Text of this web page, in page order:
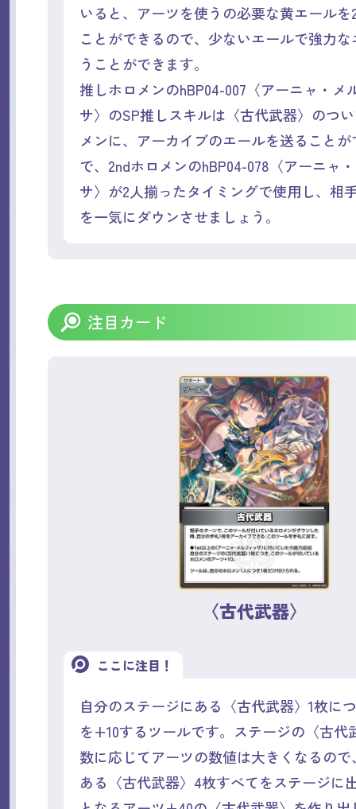
いると、アーツを使うの必要な黄エールを
ことができるので、少ないエールで強力
うことができます。
推しホロメンのhBP04-007〈アーニャ・メ
サ〉のSP推しスキルは〈古代武器〉のつ
メンに、アーカイブのエールを送ること
で、2ndホロメンのhBP04-078〈アーニャ
サ〉が2人揃ったタイミングで使用し、相
を一気にダウンさせましょう。
注目カード
〈古代武器〉
ここに注目！
自分のステージにある〈古代武器〉1枚に
を+10するツールです。ステージの〈古代
数に応じてアーツの数値は大きくなるの
ある〈古代武器〉4枚すべてをステージに